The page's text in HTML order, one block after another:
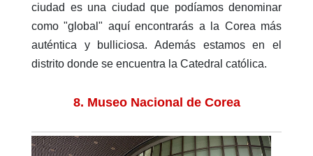
ciudad es una ciudad que podíamos denominar
como "global" aquí encontrarás a la Corea más
auténtica y bulliciosa. Además estamos en el
distrito donde se encuentra la Catedral católica.
8. Museo Nacional de Corea